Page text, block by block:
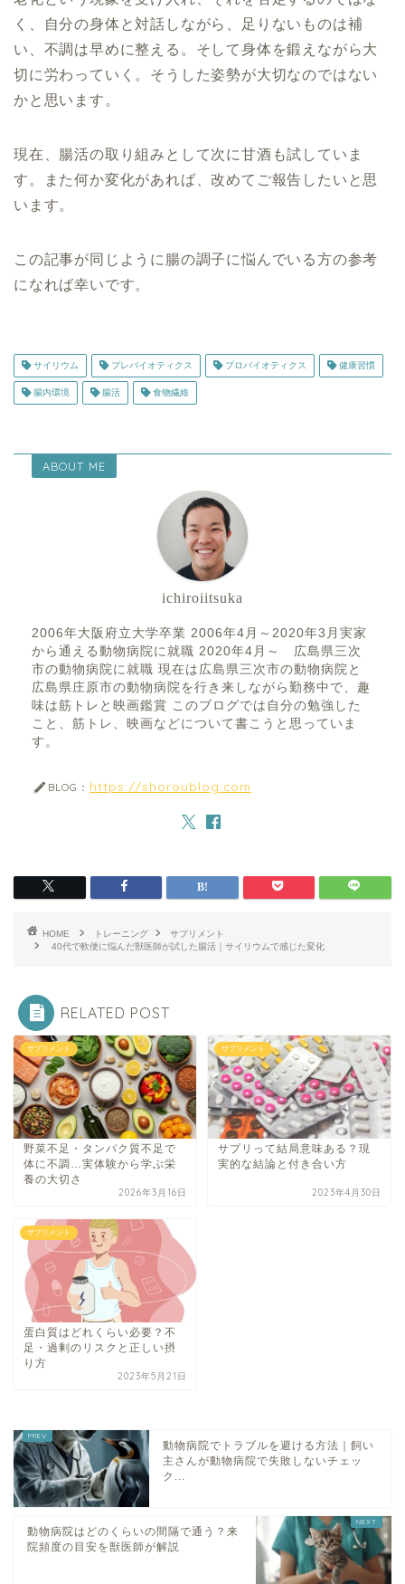
く、自分の身体と対話しながら、足りないものは補
い、不調は早めに整える。そして身体を鍛えながら大
切に労わっていく。そうした姿勢が大切なのではない
かと思います。
現在、腸活の取り組みとして次に甘酒も試していま
す。また何か変化があれば、改めてご報告したいと思
います。
この記事が同じように腸の調子に悩んでいる方の参考
になれば幸いです。
サイリウム プレバイオティクス プロバイオティクス 健康習慣
腸内環境 腸活 食物繊維
ABOUT ME
ichiroiitsuka
2006年大阪府立大学卒業 2006年4月～2020年3月実家
から通える動物病院に就職 2020年4月～ 広島県三次
市の動物病院に就職 現在は広島県三次市の動物病院と
広島県庄原市の動物病院を行き来しながら勤務中で、趣
味は筋トレと映画鑑賞 このブログでは自分の勉強した
こと、筋トレ、映画などについて書こうと思っていま
す。
BLOG： https://shoroublog.com
HOME トレーニング
サプリメント
40代で軟便に悩んだ獣医師が試した腸活｜サイリウムで感じた変化
RELATED POST
サプリメント
野菜不足・タンパク質不足で
体に不調…実体験から学ぶ栄
養の大切さ
2026年3月16日
サプリメント
サプリって結局意味ある？現
実的な結論と付き合い方
2023年4月30日
サプリメント
蛋白質はどれくらい必要？不
足・過剰のリスクと正しい摂
り方
2023年5月21日
動物病院でトラブルを避ける方法｜飼い
主さんが動物病院で失敗しないチェッ
ク...
動物病院はどのくらいの間隔で通う？来
院頻度の目安を獣医師が解説